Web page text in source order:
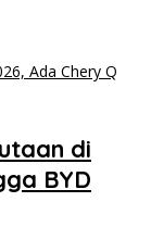
di
BYD